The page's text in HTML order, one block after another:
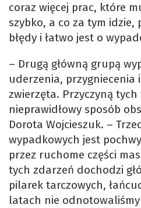
coraz więcej prac, które
szybko, a co za tym idzie,
błędy i łatwo jest o
– Drugą główną grupą
uderzenia, przygniecenia
zwierzęta. Przyczyną
nieprawidłowy sposób
Dorota Wojcieszuk. –
wypadkowych jest
przez ruchome części
tych zdarzeń dochodzi
pilarek tarczowych,
latach nie